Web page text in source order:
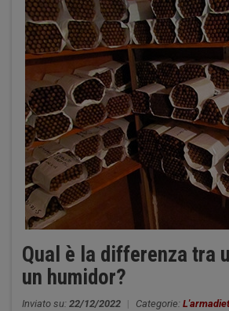
Qual è la differenza tra
un humidor?
Inviato su: 22/12/2022 | Categorie: